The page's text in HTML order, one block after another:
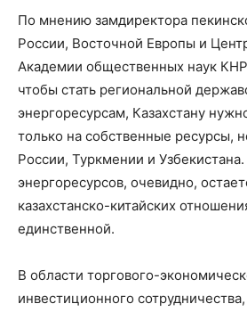
По мнению замдиректора
России, Восточной Европы и
Академии общественных наук
чтобы стать региональной
энергоресурсам, Казахстану
только на собственные ресурсы,
России, Туркмении и
энергоресурсов, очевидно,
казахстанско-китайских
единственной.
В области торгового-
инвестиционного